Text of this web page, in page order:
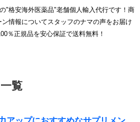
"格安海外医薬品"老舗個人輸入代行です！商
情報についてスタッフのナマの声をお届け
％正規品を安心保証で送料無料！
覧